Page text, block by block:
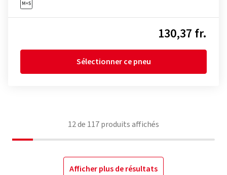
130,37 fr.
Sélectionner ce pneu
12de 117produits affichés
Afficher plus de résultats